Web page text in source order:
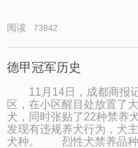
阅读 73842
德甲冠军历史
11月14日，成都商报记
区，在小区醒目处放置了
犬，同时张贴了22种禁养
发现有违规养犬行为，犬
犬种。 烈性犬禁养品种